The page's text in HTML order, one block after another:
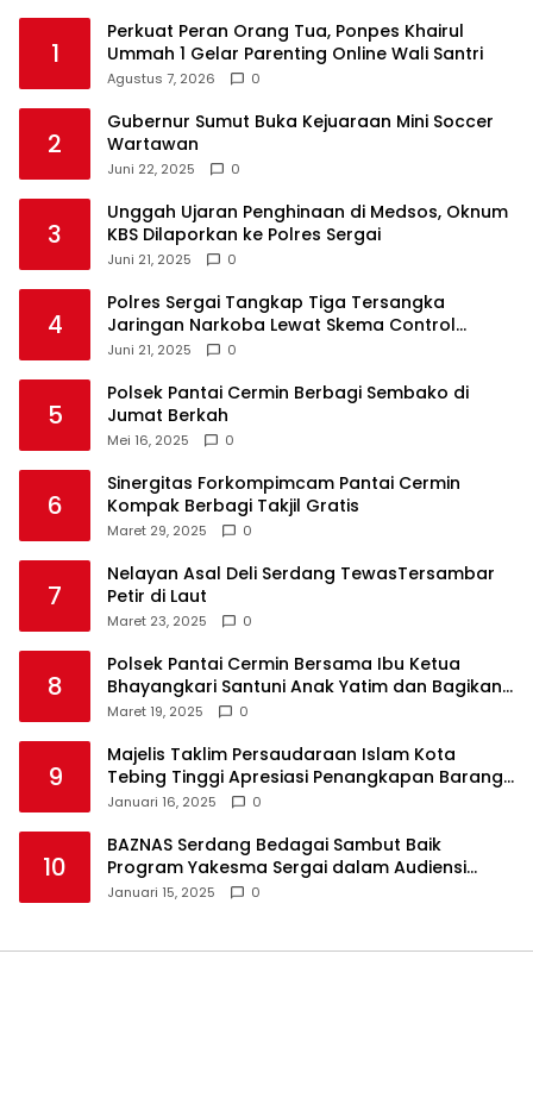
1
Perkuat Peran Orang Tua, Ponpes Khairul
Ummah 1 Gelar Parenting Online Wali Santri
Agustus 7, 2026 0
2
Gubernur Sumut Buka Kejuaraan Mini Soccer
Wartawan
Juni 22, 2025 0
3
Unggah Ujaran Penghinaan di Medsos, Oknum
KBS Dilaporkan ke Polres Sergai
Juni 21, 2025 0
4
Polres Sergai Tangkap Tiga Tersangka
Jaringan Narkoba Lewat Skema Control
Delivery
Juni 21, 2025 0
5
Polsek Pantai Cermin Berbagi Sembako di
Jumat Berkah
Mei 16, 2025 0
6
Sinergitas Forkompimcam Pantai Cermin
Kompak Berbagi Takjil Gratis
Maret 29, 2025 0
7
Nelayan Asal Deli Serdang TewasTersambar
Petir di Laut
Maret 23, 2025 0
8
Polsek Pantai Cermin Bersama Ibu Ketua
Bhayangkari Santuni Anak Yatim dan Bagikan
Takjil
Maret 19, 2025 0
9
Majelis Taklim Persaudaraan Islam Kota
Tebing Tinggi Apresiasi Penangkapan Barang
Haram
Januari 16, 2025 0
10
BAZNAS Serdang Bedagai Sambut Baik
Program Yakesma Sergai dalam Audiensi
Perkenalan Pengurus Baru
Januari 15, 2025 0